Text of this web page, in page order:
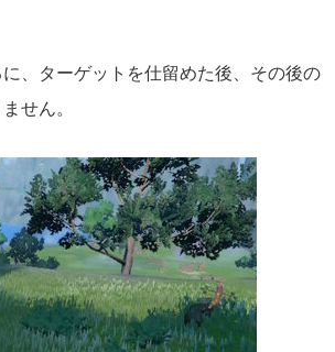
、
ターゲットを仕留めた後、その後の
せん。